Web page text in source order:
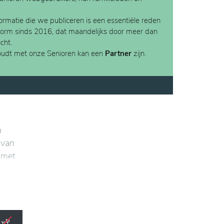
die we publiceren is een essentiële reden
sinds 2016, dat maandelijks door meer dan
met onze Senioren kan een Partner zijn.
De
tal